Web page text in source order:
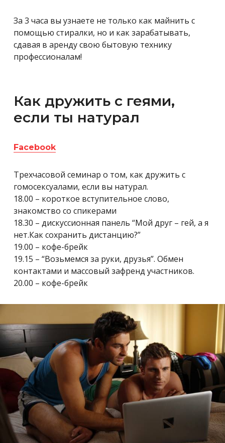
За 3 часа вы узнаете не только как майнить с
помощью стиралки, но и как зарабатывать,
сдавая в аренду свою бытовую технику
профессионалам!
Как дружить с геями,
если ты натурал
Facebook
Трехчасовой семинар о том, как дружить с
гомосексуалами, если вы натурал.
18.00 – короткое вступительное слово,
знакомство со спикерами
18.30 – дискуссионная панель “Мой друг – гей, а я
нет.Как сохранить дистанцию?”
19.00 – кофе-брейк
19.15 – “Возьмемся за руки, друзья”. Обмен
контактами и массовый зафренд участников.
20.00 – кофе-брейк